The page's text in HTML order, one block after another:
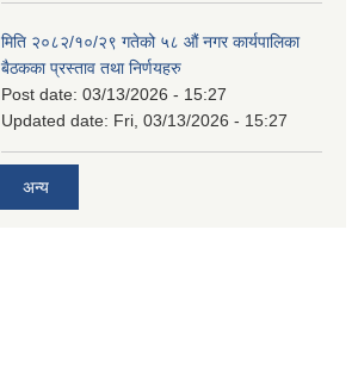
मिति २०८२/१०/२९ गतेको ५८ औं नगर कार्यपालिका
बैठकका प्रस्ताव तथा निर्णयहरु
Post date: 03/13/2026 - 15:27
Updated date: Fri, 03/13/2026 - 15:27
अन्य